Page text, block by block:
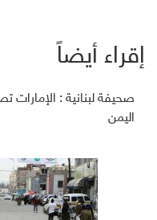
إقراء أيضاً
صحيفة لبنانية :
اليمن